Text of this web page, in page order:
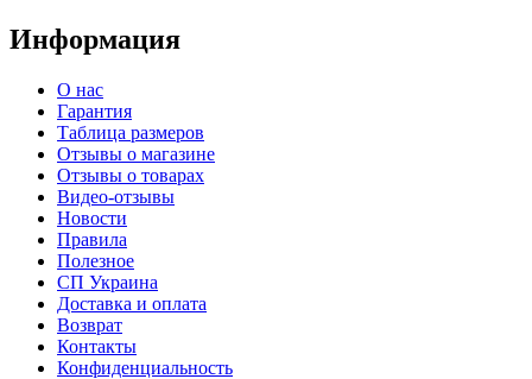
Информация
О нас
Гарантия
Таблица размеров
Отзывы о магазине
Отзывы о товарах
Видео-отзывы
Новости
Правила
Полезное
СП Украина
Доставка и оплата
Возврат
Контакты
Конфиденциальность